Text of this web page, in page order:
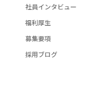
社員インタビュー
福利厚生
募集要項
採用ブログ